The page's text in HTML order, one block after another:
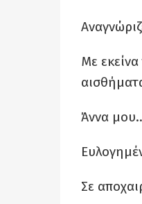
Με
Άννα
Σε